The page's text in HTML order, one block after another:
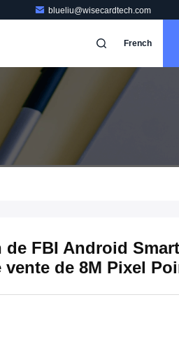
blueliu@wisecardtech.com
French
FBI Android Smart
de 8M Pixel